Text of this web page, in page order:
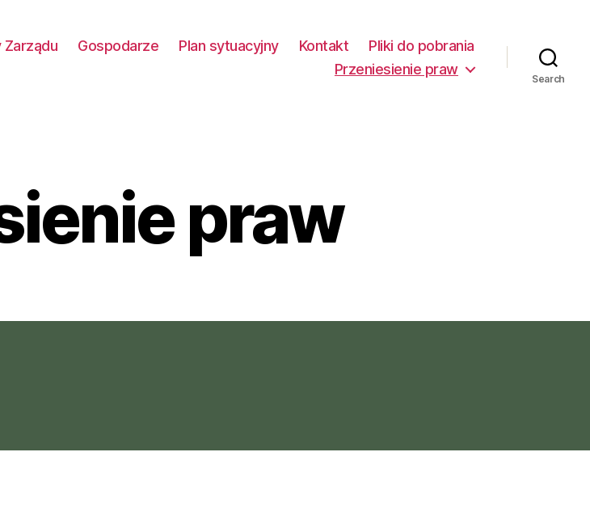
Zarządu Gospodarze Plan sytuacyjny Kontakt
Pliki do pobrania
Przeniesienie praw
Search
praw